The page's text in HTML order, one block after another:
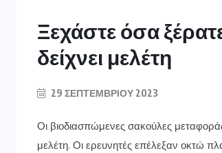
Ξεχάστε όσα
δείχνει μελέτη
29 ΣΕΠΤΕΜΒΡΊΟΥ 2023
Οι βιοδιασπώμενες σακούλες
μελέτη. Οι ερευνητές επέλεξαν οκτώ